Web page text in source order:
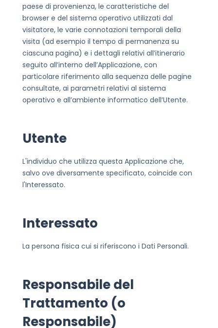
paese di provenienza, le caratteristiche del
browser e del sistema operativo utilizzati dal
visitatore, le varie connotazioni temporali della
visita (ad esempio il tempo di permanenza su
ciascuna pagina) e i dettagli relativi all’itinerario
seguito all’interno dell’Applicazione, con
particolare riferimento alla sequenza delle pagine
consultate, ai parametri relativi al sistema
operativo e all’ambiente informatico dell’Utente.
Utente
L'individuo che utilizza questa Applicazione che,
salvo ove diversamente specificato, coincide con
l'Interessato.
Interessato
La persona fisica cui si riferiscono i Dati Personali.
Responsabile del
Trattamento (o
Responsabile)